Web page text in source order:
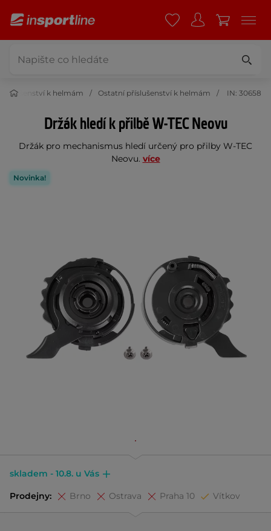
k helmám Ostatní příslušenství k helmám IN: 30658
Držák hledí k přilbě W-TEC Neovu
Držák pro mechanismus hledí určený pro přilby W-TEC
Neovu. více
Novinka!
skladem - 10.8. u Vás
Prodejny: Brno Ostrava Praha 10 Vítkov